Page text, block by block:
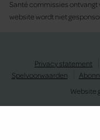
Santé commissies
website wordt niet
Privacy statement
Spelvoorwaarden
Website